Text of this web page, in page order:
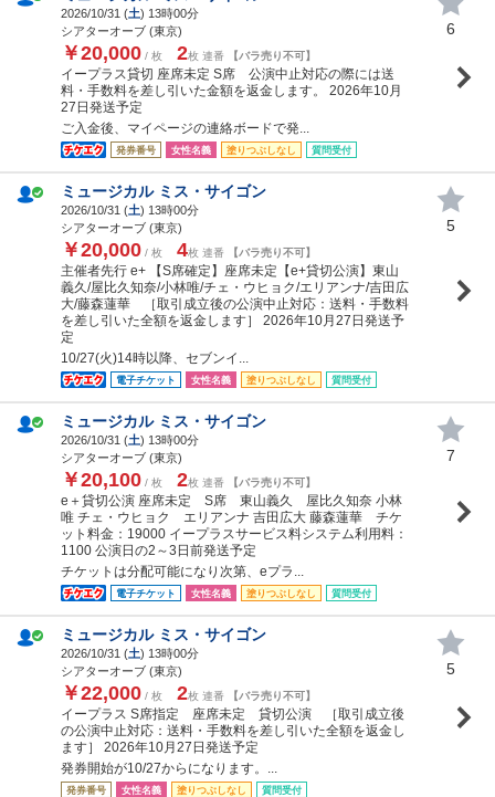
2026/10/31 (土) 13時00分
シアターオーブ (東京)
￥20,000 / 枚 2枚 連番 【バラ売り不可】
イープラス貸切 座席未定 S席 公演中止対応の際には送
料・手数料を差し引いた金額を返金します。 2026年10月
27日発送予定
ご入金後、マイページの連絡ボードで発...
発券番号 女性名義 塗りつぶしなし 質問受付
6
ミュージカル ミス・サイゴン
2026/10/31 (土) 13時00分
シアターオーブ (東京)
￥20,000 / 枚 4枚 連番 【バラ売り不可】
主催者先行 e+ 【S席確定】座席未定【e+貸切公演】東山
義久/屋比久知奈/小林唯/チェ・ウヒョク/エリアンナ/吉田広
大/藤森蓮華 ［取引成立後の公演中止対応：送料・手数料
を差し引いた全額を返金します］ 2026年10月27日発送予
定
10/27(火)14時以降、セブンイ...
電子チケット 女性名義 塗りつぶしなし 質問受付
5
ミュージカル ミス・サイゴン
2026/10/31 (土) 13時00分
シアターオーブ (東京)
￥20,100 / 枚 2枚 連番 【バラ売り不可】
e＋貸切公演 座席未定 S席 東山義久 屋比久知奈 小林
唯 チェ・ウヒョク エリアンナ 吉田広大 藤森蓮華 チケ
ット料金：19000 イープラスサービス料システム利用料：
1100 公演日の2～3日前発送予定
チケットは分配可能になり次第、eプラ...
電子チケット 女性名義 塗りつぶしなし 質問受付
7
ミュージカル ミス・サイゴン
2026/10/31 (土) 13時00分
シアターオーブ (東京)
￥22,000 / 枚 2枚 連番 【バラ売り不可】
イープラス S席指定 座席未定 貸切公演 ［取引成立後
の公演中止対応：送料・手数料を差し引いた全額を返金し
ます］ 2026年10月27日発送予定
発券開始が10/27からになります。...
発券番号 女性名義 塗りつぶしなし 質問受付
5